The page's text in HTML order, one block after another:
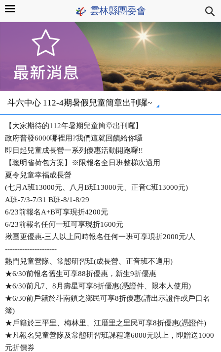
雲林縣團委會
斗六中心 112-4期暑假兒童簡章出刊囉~
【大家期待的112年暑期兒童簡章出刊囉】
政府普發6000哪裡用?我們這就回饋給你囉
即日起兒童成長營一系列優惠活動開跑囉!!
【聰明省荷包方案】※限報名全日班整梯次適用
夏令兒童幸福成長營
(七月A班13000元、八月B班13000元、正音C班13000元)
A班-7/3-7/31 B班-8/1-8/29
6/23前報名A+B可享現折4200元
6/23前報名任何一班可享現折1600元
揪團更優惠-三人以上同時報名任何一班可享現折2000元/人
---------------------
熱門兒童營隊、常態研習班(成長營、正音班不適用)
★6/30前報名舊生可享88折優惠，新生9折優惠
★6/30前凡7、8月壽星可享8折優惠(憑證件、限本人使用)
★6/30前戶籍於斗南鎮之鄉民可享8折優惠(請出示證件或戶口名
簿)
★戶籍於三平里、梅林里、江厝里之里民可享8折優惠(憑證件)
★凡報名兒童營隊及常態研習班課程達6000元以上，即贈送1000
元折價券